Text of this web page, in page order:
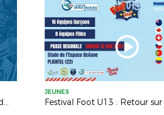
WEBINAIRE : PortailClubs pour les Administrateurs
JEUNES